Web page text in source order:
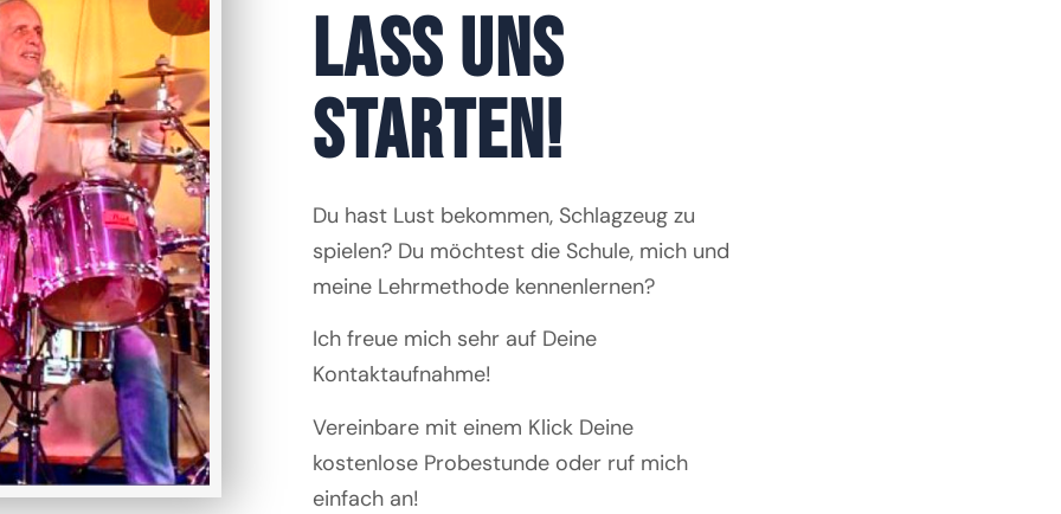
LASS UNS
STARTEN!
Du hast Lust bekommen, Schlagzeug zu
spielen? Du möchtest die Schule, mich und
meine Lehrmethode kennenlernen?
Ich freue mich sehr auf Deine
Kontaktaufnahme!
Vereinbare mit einem Klick Deine
kostenlose Probestunde oder ruf mich
einfach an!